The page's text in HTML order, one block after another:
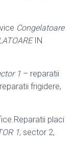
Congelatoare
IN
1 – reparatii
frigidere,
placi
1, sector 2,